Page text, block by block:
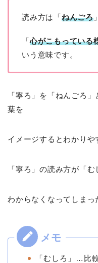
読み方は「ねんごろ
「心がこもっている
いう意味です。
「寧ろ」を「ねんごろ
葉を
イメージするとわかりや
「寧ろ」の読み方が「
わからなくなってしまっ
「むしろ」…比